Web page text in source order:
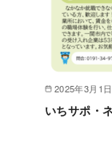
2025年3月1日
いちサポ・